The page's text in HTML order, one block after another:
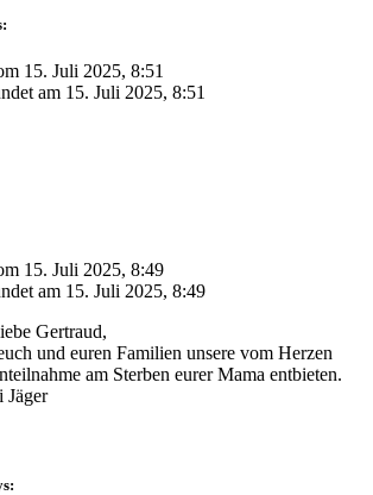
15. Juli 2025, 8:51
am 15. Juli 2025, 8:51
15. Juli 2025, 8:49
am 15. Juli 2025, 8:49
Gertraud,
und euren Familien unsere vom Herzen
am Sterben eurer Mama entbieten.
Jäger